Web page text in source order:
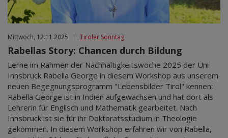
Mittwoch, 12.11.2025 | Tiroler Sonntag
Rabellas Story: Chancen durch Bildung
Lerne im Rahmen der Nachhaltigkeitswoche 2025 der Uni
Innsbruck Rabella George in diesem Workshop aus unserem
neuen Begegnungsprogramm "Lebensbilder Tirol" kennen:
Rabella George ist in Indien aufgewachsen und hat dort als
Lehrerin für Englisch und Mathematik gearbeitet. Nach
Innsbruck ist sie für ihr Doktoratsstudium in Theologie
gekommen. In diesem Workshop erfahren wir von Rabella,